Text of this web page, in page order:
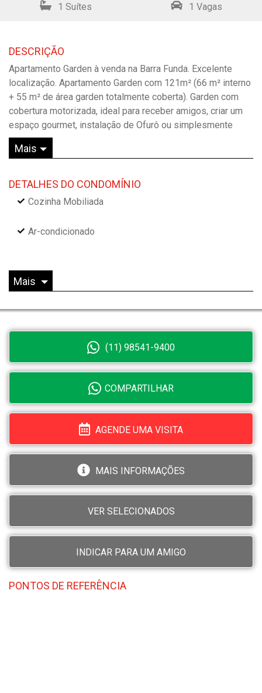
1 Suítes 1 Vagas
DESCRIÇÃO
Apartamento Garden à venda na Barra Funda. Excelente
localização. Apartamento Garden com 121m² (66 m² interno
+ 55 m² de área garden totalmente coberta). Garden com
cobertura motorizada, ideal para receber amigos, criar um
espaço gourmet, instalação de Ofurô ou simplesmente
relaxar. Apartamento com amplo living, 2 quartos (1 suíte),
além de 1 vaga na garagem. Ar condicionado. Imperdível!
Mais
DETALHES DO CONDOMÍNIO
Cozinha Mobiliada
Ar-condicionado
Mais
(11) 98541-9400
COMPARTILHAR
AGENDE UMA VISITA
MAIS INFORMAÇÕES
VER SELECIONADOS
INDICAR PARA UM AMIGO
PONTOS DE REFERÊNCIA